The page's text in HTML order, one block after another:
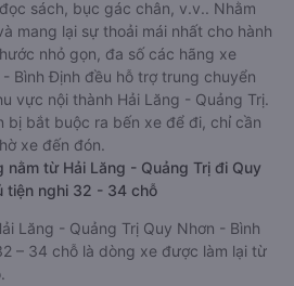
sách, bục gác chân, v.v.. Nhằm
mang lại sự thoải mái nhất cho hành
nhỏ gọn, đa số các hãng xe
Bình Định đều hỗ trợ trung chuyển
vực nội thành Hải Lăng - Quảng Trị.
bị bắt buộc ra bến xe để đi, chỉ cần
xe đến đón.
từ Hải Lăng - Quảng Trị đi Quy
tiện nghi 32 - 34 chỗ
Lăng - Quảng Trị Quy Nhơn - Bình
– 34 chỗ là dòng xe được làm lại từ